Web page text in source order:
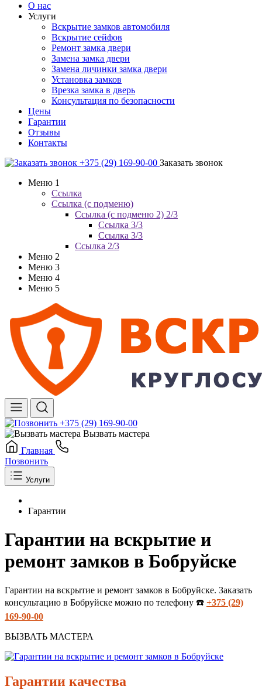
О нас
Услуги
Вскрытие замков автомобиля
Вскрытие сейфов
Ремонт замка двери
Замена замка двери
Замена личинки замка двери
Установка замков
Врезка замка в дверь
Консультация по безопасности
Цены
Гарантии
Отзывы
Контакты
+375 (29) 169-90-00 Заказать звонок
Меню 1
Ссылка
Ссылка (с подменю)
Ссылка (с подменю 2) 2/3
Ссылка 3/3
Ссылка 3/3
Ссылка 2/3
Меню 2
Меню 3
Меню 4
Меню 5
+375 (29) 169-90-00
Вызвать мастера
Главная
Позвонить
Услуги
Гарантии
Гарантии на вскрытие и
ремонт замков в Бобруйске
Гарантии на вскрытие и ремонт замков в Бобруйске. Заказать
консультацию в Бобруйске можно по телефону ☎️ +375 (29)
169-90-00
ВЫЗВАТЬ МАСТЕРА
Гарантии качества